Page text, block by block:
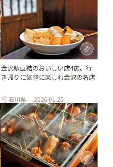
金沢駅直結のおいしい店4選。行
き帰りに気軽に楽しむ金沢の名店
石川県 2026.01.25